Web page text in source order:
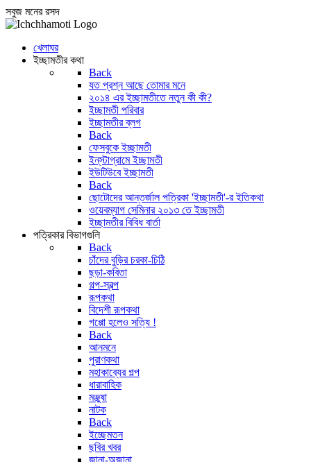
সবুজ মনের রসদ
খেলাঘর
ইচ্ছামতীর কথা
Back
যত প্রশ্ন আছে তোমার মনে
২০১৪ এর ইচ্ছামতীতে নতুন কী কী?
ইচ্ছামতী পরিবার
ইচ্ছামতীর ব্লগ
Back
ফেসবুকে ইচ্ছামতী
ইন্‌স্টাগ্রামে ইচ্ছামতী
ইউটিউবে ইচ্ছামতী
Back
ছোটোদের আন্তর্জাল পত্রিকা 'ইচ্ছামতী'-র ইতিকথা
ওয়েবম্যাগ সেমিনার ২০১৩ তে ইচ্ছামতী
ইচ্ছামতীর বিবিধ বার্তা
পত্রিকার বিভাগগুলি
Back
চাঁদের বুড়ির চরকা-চিঠি
ছড়া-কবিতা
গল্প-স্বল্প
রূপকথা
বিদেশী রূপকথা
গপ্পো হলেও সত্যি !
Back
আনমনে
পুরাণকথা
মহাকাব্যের গল্প
ধারাবাহিক
মঞ্জুষা
নাটক
Back
ইচ্ছেমতন
ছবির খবর
জানা-অজানা